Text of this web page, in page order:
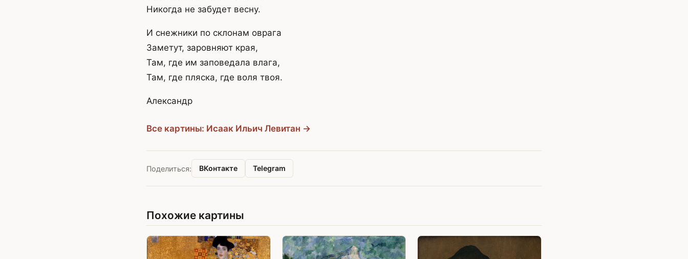
Никогда не забудет весну.
И снежники по склонам оврага
Заметут, заровняют края,
Там, где им заповедала влага,
Там, где пляска, где воля твоя.
Александр
Все картины: Исаак Ильич Левитан →
Поделиться: ВКонтакте Telegram
Похожие картины